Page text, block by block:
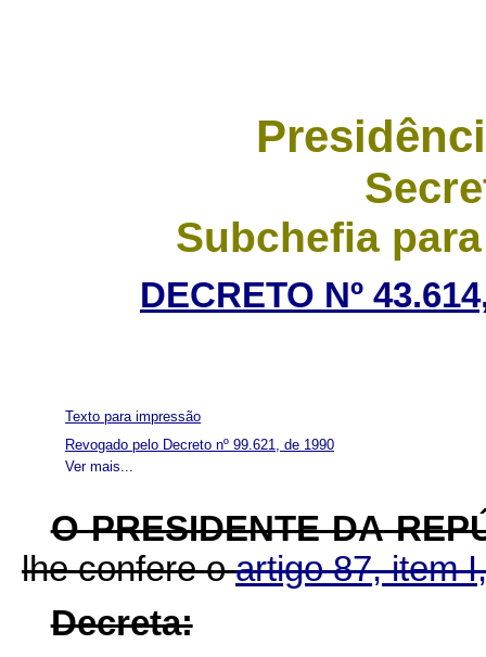
Subchefia
DECRETO Nº
Ver mais...
Texto para impressão
Revogado pelo Decreto nº 99.621, de 1990
O PRESIDENTE DA
lhe confere oartigo 87, item
Decreta: